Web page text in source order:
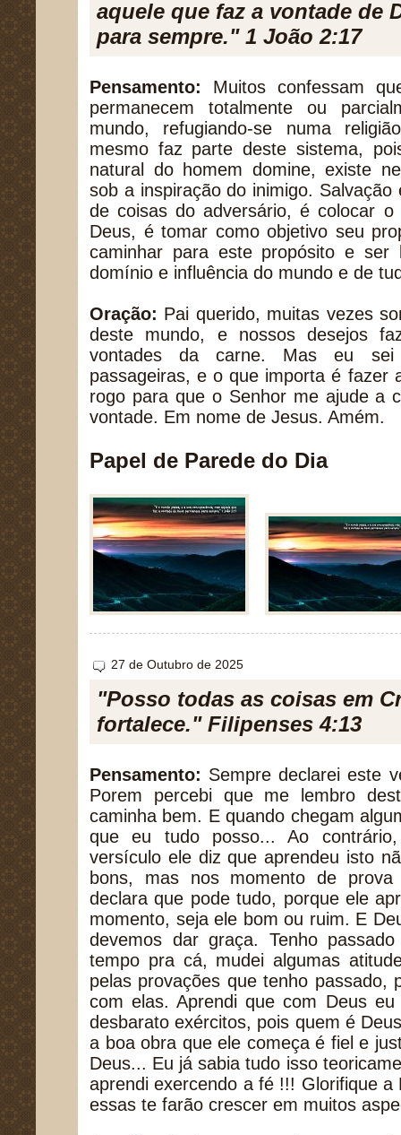
aquele que faz a vontade de
para sempre." 1 João 2:17
Pensamento: Muitos confessam
permanecem totalmente ou
mundo, refugiando-se numa
mesmo faz parte deste sistema,
natural do homem domine, existe
sob a inspiração do inimigo.
de coisas do adversário, é colocar
Deus, é tomar como objetivo seu
caminhar para este propósito e
domínio e influência do mundo e de
Oração: Pai querido, muitas vezes
deste mundo, e nossos desejos
vontades da carne. Mas eu
passageiras, e o que importa é fazer
rogo para que o Senhor me ajude a
vontade. Em nome de Jesus. Amém.
Papel de Parede do Dia
27 de Outubro de 2025
"Posso todas as coisas em
fortalece." Filipenses 4:13
Pensamento: Sempre declarei este
Porem percebi que me lembro
caminha bem. E quando chegam
que eu tudo posso... Ao
versículo ele diz que aprendeu isto
bons, mas nos momento de
declara que pode tudo, porque ele
momento, seja ele bom ou ruim. E
devemos dar graça. Tenho
tempo pra cá, mudei algumas
pelas provações que tenho passado,
com elas. Aprendi que com Deus
desbarato exércitos, pois quem é
a boa obra que ele começa é fiel e
Deus... Eu já sabia tudo isso
aprendi exercendo a fé !!! Glorifique a
essas te farão crescer em muitos